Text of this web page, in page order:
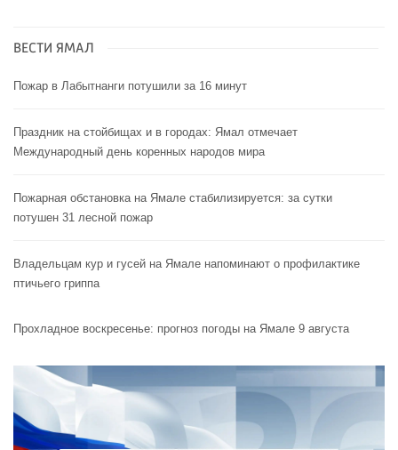
ВЕСТИ ЯМАЛ
Пожар в Лабытнанги потушили за 16 минут
Праздник на стойбищах и в городах: Ямал отмечает
Международный день коренных народов мира
Пожарная обстановка на Ямале стабилизируется: за сутки
потушен 31 лесной пожар
Владельцам кур и гусей на Ямале напоминают o профилактике
птичьего гриппа
Прохладное воскресенье: прогноз погоды на Ямале 9 августа